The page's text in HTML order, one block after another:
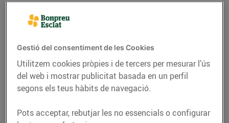
Fer el pas a BonpreuEsclat Energia
Gestions amb BonpreuEsclat Energia
L'energia verda
Gestió del consentiment de les Cookies
Utilitzem cookies pròpies i de tercers per mesurar l’ús
del web i mostrar publicitat basada en un perfil
segons els teus hàbits de navegació.
Pots acceptar, rebutjar les no essencials o configurar